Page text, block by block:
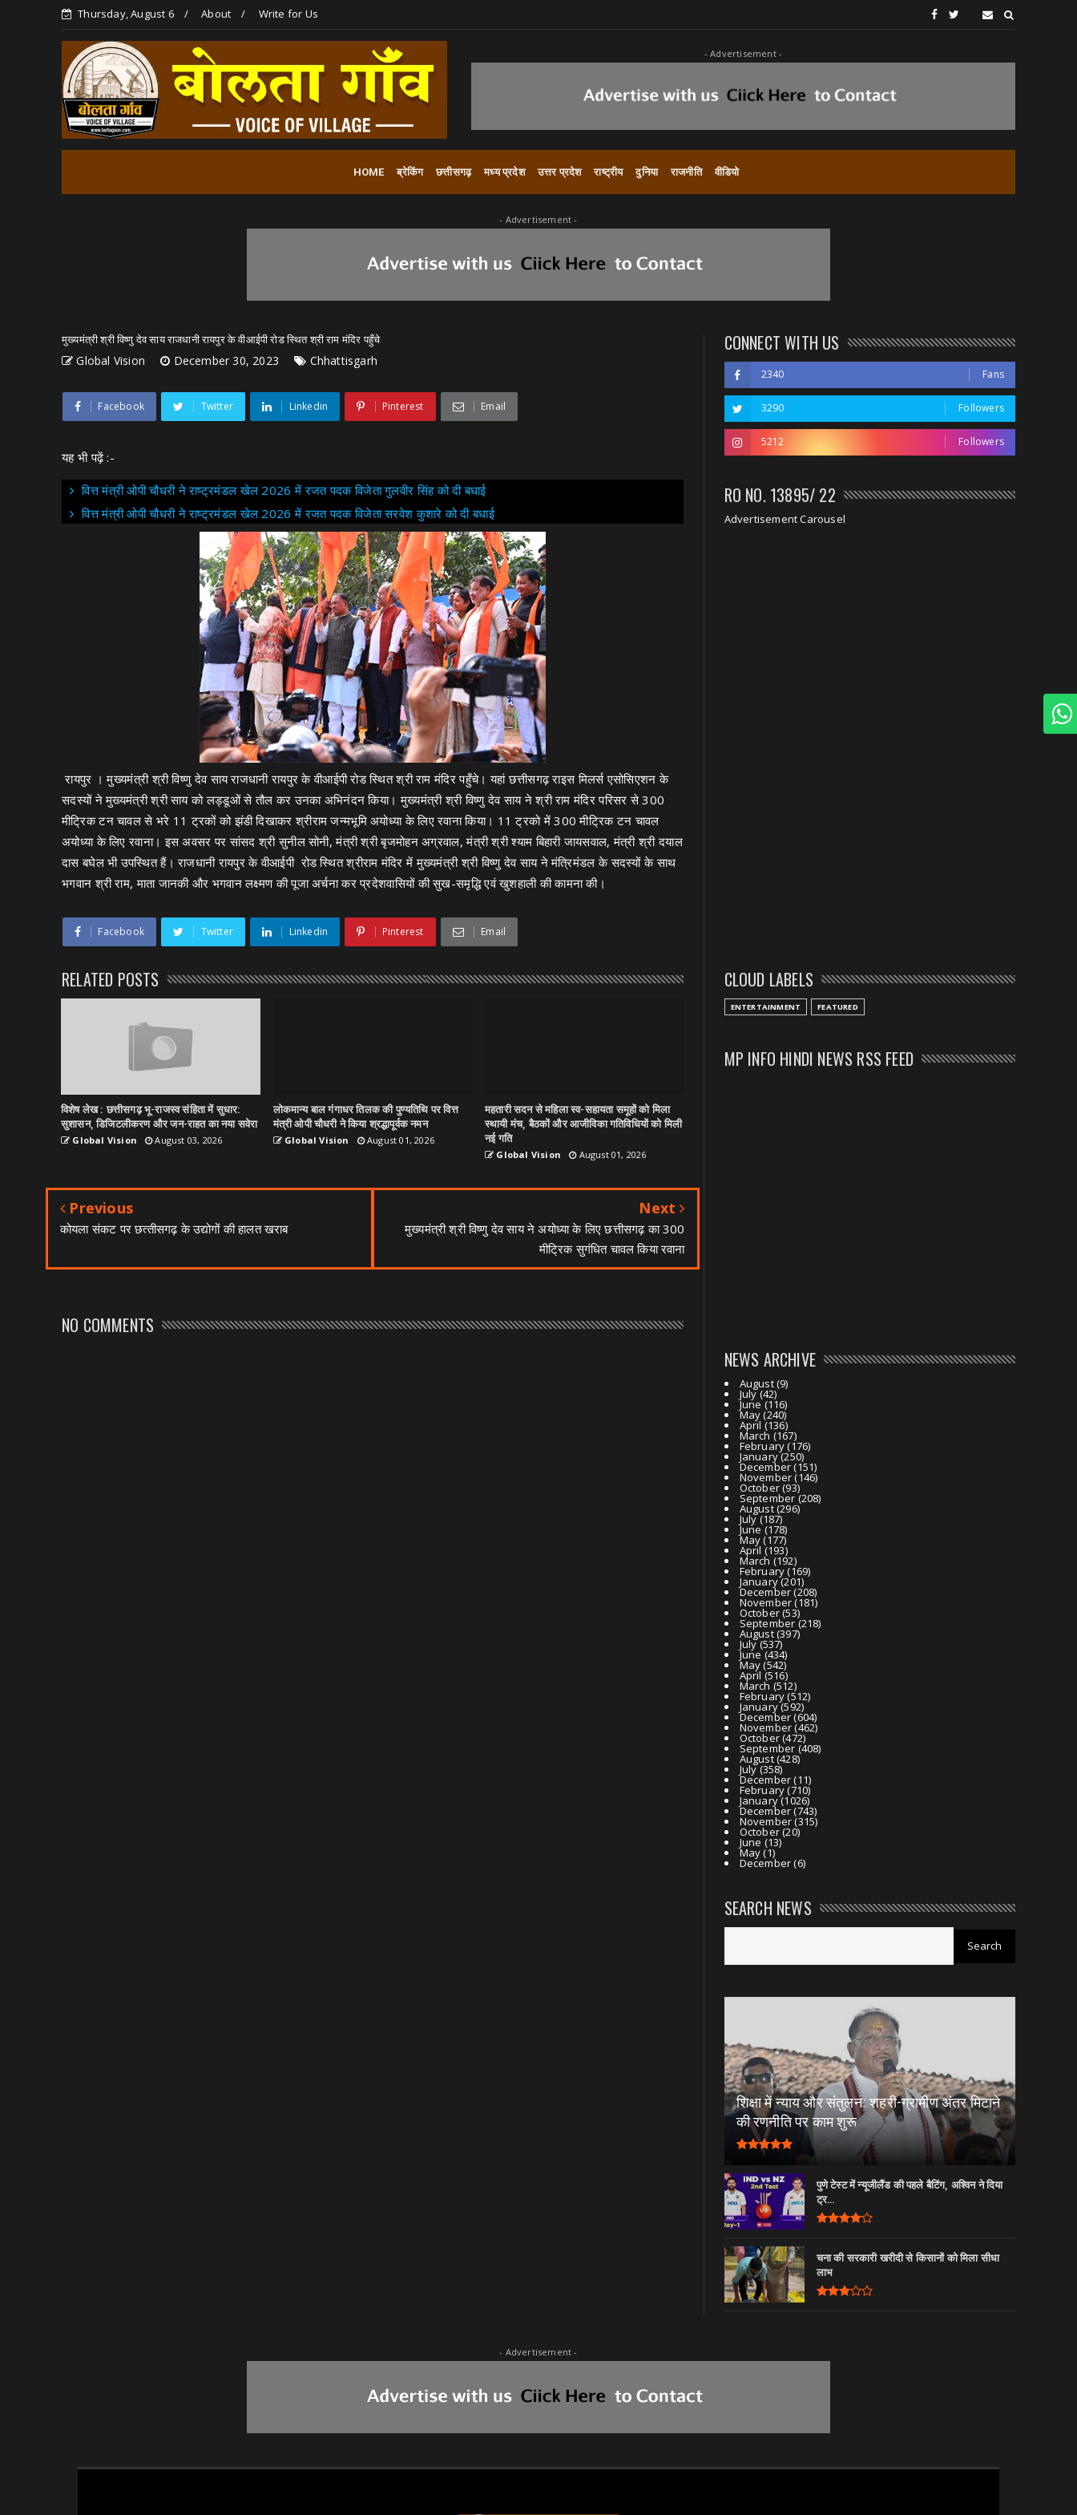
Thursday, August 6 About Write for Us
- Advertisement -
HOME ब्रेकिंग छत्तीसगढ़ मध्य प्रदेश उत्तर प्रदेश राष्ट्रीय दुनिया राजनीति वीडियो
- Advertisement -
मुख्यमंत्री श्री विष्णु देव साय राजधानी रायपुर के वीआईपी रोड स्थित श्री राम मंदिर पहुँचे
Global Vision December 30, 2023 Chhattisgarh
Facebook Twitter Linkedin Pinterest Email
यह भी पढ़ें :-
वित्त मंत्री ओपी चौधरी ने राष्ट्रमंडल खेल 2026 में रजत पदक विजेता गुलवीर सिंह को दी बधाई
वित्त मंत्री ओपी चौधरी ने राष्ट्रमंडल खेल 2026 में रजत पदक विजेता सरवेश कुशारे को दी बधाई
रायपुर । मुख्यमंत्री श्री विष्णु देव साय राजधानी रायपुर के वीआईपी रोड स्थित श्री राम मंदिर पहुँचे। यहां छत्तीसगढ़ राइस मिलर्स एसोसिएशन के
सदस्यों ने मुख्यमंत्री श्री साय को लड्डूओं से तौल कर उनका अभिनंदन किया। मुख्यमंत्री श्री विष्णु देव साय ने श्री राम मंदिर परिसर से 300
मीट्रिक टन चावल से भरे 11 ट्रकों को झंडी दिखाकर श्रीराम जन्मभूमि अयोध्या के लिए रवाना किया। 11 ट्रको में 300 मीट्रिक टन चावल
अयोध्या के लिए रवाना। इस अवसर पर सांसद श्री सुनील सोनी, मंत्री श्री बृजमोहन अग्रवाल, मंत्री श्री श्याम बिहारी जायसवाल, मंत्री श्री दयाल
दास बघेल भी उपस्थित हैं। राजधानी रायपुर के वीआईपी रोड स्थित श्रीराम मंदिर में मुख्यमंत्री श्री विष्णु देव साय ने मंत्रिमंडल के सदस्यों के साथ
भगवान श्री राम, माता जानकी और भगवान लक्ष्मण की पूजा अर्चना कर प्रदेशवासियों की सुख-समृद्धि एवं खुशहाली की कामना की।
Facebook Twitter Linkedin Pinterest Email
RELATED POSTS
विशेष लेख : छत्तीसगढ़ भू-राजस्व संहिता में सुधार:
सुशासन, डिजिटलीकरण और जन-राहत का नया सवेरा
Global Vision August 03, 2026
लोकमान्य बाल गंगाधर तिलक की पुण्यतिथि पर वित्त
मंत्री ओपी चौधरी ने किया श्रद्धापूर्वक नमन
Global Vision August 01, 2026
महतारी सदन से महिला स्व-सहायता समूहों को मिला
स्थायी मंच, बैठकों और आजीविका गतिविधियों को मिली
नई गति
Global Vision August 01, 2026
Previous
कोयला संकट पर छत्‍तीसगढ़ के उद्योगों की हालत खराब
Next
मुख्यमंत्री श्री विष्णु देव साय ने अयोध्या के लिए छत्तीसगढ़ का 300
मीट्रिक सुगंधित चावल किया रवाना
NO COMMENTS
CONNECT WITH US
2340 Fans
3290 Followers
5212 Followers
RO NO. 13895/ 22
Advertisement Carousel
CLOUD LABELS
ENTERTAINMENT FEATURED
MP INFO HINDI NEWS RSS FEED
NEWS ARCHIVE
August(9)
July(42)
June(116)
May(240)
April (136)
March (167)
February(176)
January(250)
December(151)
November(146)
October(93)
September(208)
August(296)
July(187)
June(178)
May(177)
April (193)
March (192)
February(169)
January(201)
December(208)
November(181)
October(53)
September(218)
August(397)
July(537)
June(434)
May(542)
April (516)
March (512)
February(512)
January(592)
December(604)
November(462)
October(472)
September (408)
August(428)
July(358)
December(11)
February(710)
January(1026)
December(743)
November(315)
October(20)
June (13)
May(1)
December(6)
SEARCH NEWS
शिक्षा में न्याय और संतुलन: शहरी-ग्रामीण अंतर मिटाने
की रणनीति पर काम शुरू
पुणे टेस्ट में न्यूजीलैंड की पहले बैटिंग, अश्विन ने दिया
ट्र...
चना की सरकारी खरीदी से किसानों को मिला सीधा
लाभ
- Advertisement -